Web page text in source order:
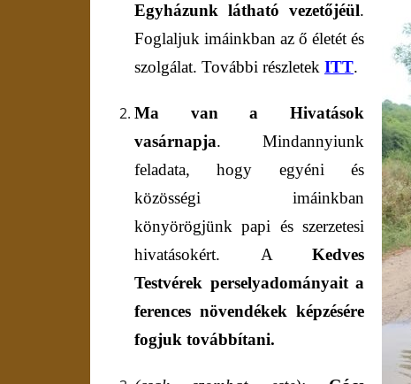
Egyházunk látható vezetőjéül.
Foglaljuk imáinkban az ő életét és
szolgálat. További részletek ITT.
Ma van a Hivatások
vasárnapja. Mindannyiunk
feladata, hogy egyéni és
közösségi imáinkban
könyörögjünk papi és szerzetesi
hivatásokért. A Kedves
Testvérek perselyadományait a
ferences növendékek képzésére
fogjuk továbbítani.